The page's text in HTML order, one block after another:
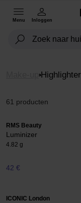
Menu Inloggen
Highlighter
61 producten
RMS Beauty
Luminizer
4.82 g
42 €
ICONIC London